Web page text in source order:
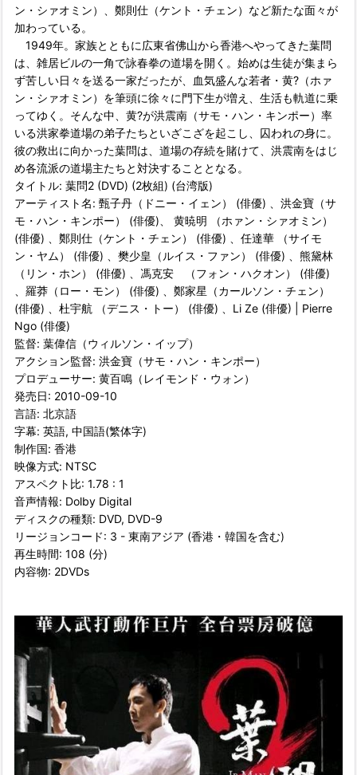
ン・シァオミン）、鄭則仕（ケント・チェン）など新たな面々が
加わっている。
1949年。家族とともに広東省佛山から香港へやってきた葉問
は、雑居ビルの一角で詠春拳の道場を開く。始めは生徒が集まら
ず苦しい日々を送る一家だったが、血気盛んな若者・黄?（ホァ
ン・シァオミン）を筆頭に徐々に門下生が増え、生活も軌道に乗
ってゆく。そんな中、黄?が洪震南（サモ・ハン・キンポー）率
いる洪家拳道場の弟子たちといざこざを起こし、囚われの身に。
彼の救出に向かった葉問は、道場の存続を賭けて、洪震南をはじ
め各流派の道場主たちと対決することとなる。
タイトル: 葉問2 (DVD) (2枚組) (台湾版)
アーティスト名: 甄子丹（ドニー・イェン） (俳優) 、洪金寶（サ
モ・ハン・キンポー） (俳優)、 黄暁明 （ホァン・シァオミン）
(俳優) 、鄭則仕（ケント・チェン） (俳優) 、任達華 （サイモ
ン・ヤム） (俳優) 、樊少皇（ルイス・ファン） (俳優) 、熊黛林
（リン・ホン） (俳優) 、馮克安 （フォン・ハクオン） (俳優)
、羅莽（ロー・モン） (俳優) 、鄭家星（カールソン・チェン）
(俳優) 、杜宇航 （デニス・トー） (俳優) 、Li Ze (俳優) | Pierre
Ngo (俳優)
監督: 葉偉信（ウィルソン・イップ）
アクション監督: 洪金寶（サモ・ハン・キンポー）
プロデューサー: 黄百鳴（レイモンド・ウォン）
発売日: 2010-09-10
言語: 北京語
字幕: 英語, 中国語(繁体字)
制作国: 香港
映像方式: NTSC
アスペクト比: 1.78 : 1
音声情報: Dolby Digital
ディスクの種類: DVD, DVD-9
リージョンコード: 3 - 東南アジア (香港・韓国を含む)
再生時間: 108 (分)
内容物: 2DVDs